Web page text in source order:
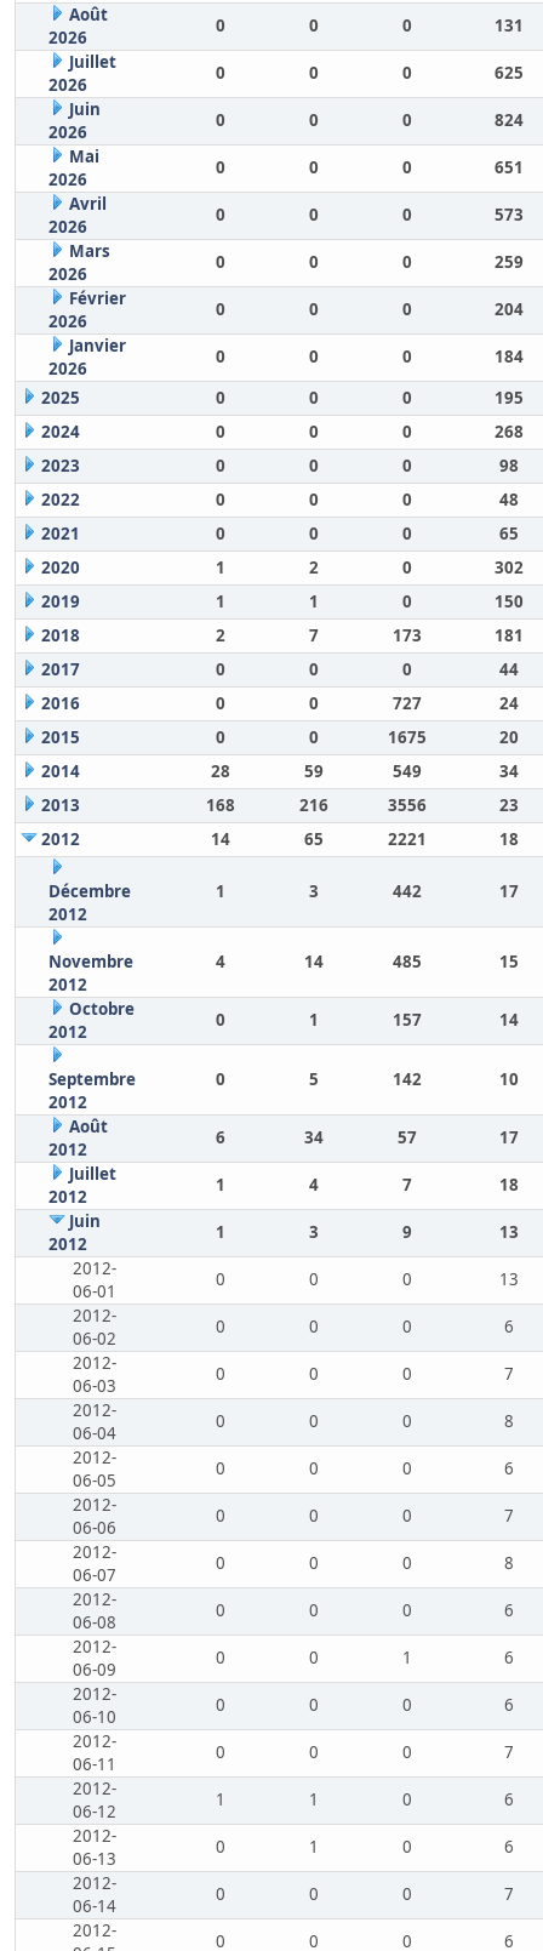
Août
2026
0 0 0
131
Juillet
2026
0 0 0
625
Juin
2026
0 0 0
824
Mai
2026
0 0 0
651
Avril
2026
0 0 0
573
Mars
2026
0 0 0
259
Février
2026
0 0 0
204
Janvier
2026
0 0 0
184
2025
0 0 0
195
2024
0 0 0
268
2023
0 0 0
98
2022
0 0 0
48
2021
0 0 0
65
2020
1 2 0
302
2019
1 1 0
150
2018
2 7 173
181
2017
0 0 0
44
2016
0 0 727
24
2015
0 0 1675
20
2014
28 59 549
34
2013
168 216 3556
23
2012
14 65 2221 18
Décembre
2012
1 3 442 17
Novembre
2012
4 14 485 15
Octobre
2012
0 1 157 14
Septembre
2012
0 5 142 10
Août
2012
6 34 57
17
Juillet
2012
1 4 7
18
Juin
2012
1 3 9
13
2012-
06-01
0 0 0
13
2012-
06-02
0 0 0
6
2012-
06-03
0 0 0
7
2012-
06-04
0 0 0
8
2012-
06-05
0 0 0
6
2012-
06-06
0 0 0
7
2012-
06-07
0 0 0
8
2012-
06-08
0 0 0
6
2012-
06-09
0 0 1
6
2012-
06-10
0 0 0
6
2012-
06-11
0 0 0
7
2012-
06-12
1 1 0
6
2012-
06-13
0 1 0
6
2012-
06-14
0 0 0
7
2012-
0 0 0
6